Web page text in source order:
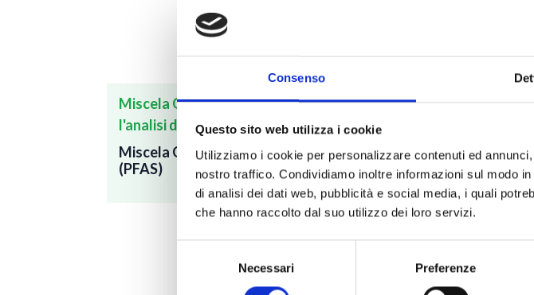
Consenso
Questo sito web utilizza i cookie
Utilizziamo i cookie per personalizzare contenuti ed
nostro traffico. Condividiamo inoltre informazioni sul modo
di analisi dei dati web, pubblicità e social media, i quali
che hanno raccolto dal suo utilizzo dei loro servizi.
Necessari Preferenze
Miscela OTM-50 per
l'analisi dei PFAS
Miscela OTM-50
(PFAS)
Erdgas
Erdgas
C H in Luft
Propan in Luft
CO in N /
Stickstoff /